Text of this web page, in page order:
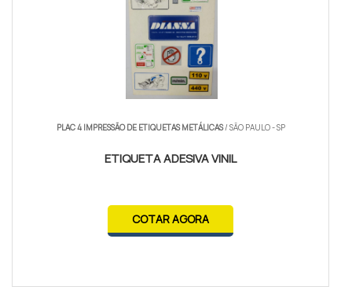
PLAC 4 IMPRESSÃO DE ETIQUETAS METÁLICAS/ SÃO PAULO - SP
ETIQUETA ADESIVA VINIL
COTAR AGORA